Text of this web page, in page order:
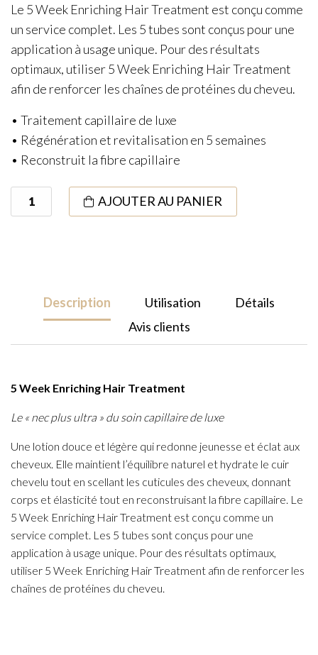
Le 5 Week Enriching Hair Treatment est conçu comme
un service complet. Les 5 tubes sont conçus pour une
application à usage unique. Pour des résultats
optimaux, utiliser 5 Week Enriching Hair Treatment
afin de renforcer les chaînes de protéines du cheveu.
• Traitement capillaire de luxe
• Régénération et revitalisation en 5 semaines
• Reconstruit la fibre capillaire
quantité
de
Treatment
AJOUTER AU PANIER
Description Utilisation
Détails
Avis clients
5 Week Enriching Hair Treatment
Le « nec plus ultra » du soin capillaire de luxe
Une lotion douce et légère qui redonne jeunesse et éclat aux
cheveux. Elle maintient l’équilibre naturel et hydrate le cuir
chevelu tout en scellant les cuticules des cheveux, donnant
corps et élasticité tout en reconstruisant la fibre capillaire. Le
5 Week Enriching Hair Treatment est conçu comme un
service complet. Les 5 tubes sont conçus pour une
application à usage unique. Pour des résultats optimaux,
utiliser 5 Week Enriching Hair Treatment afin de renforcer les
chaînes de protéines du cheveu.